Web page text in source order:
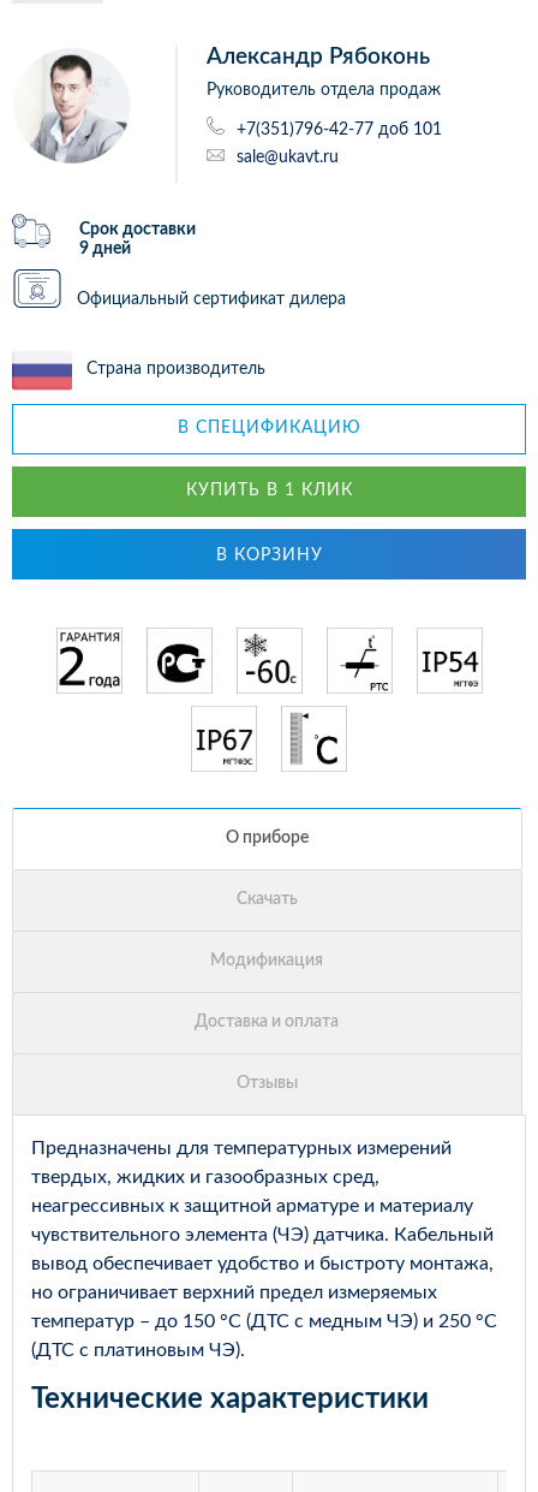
Александр Рябоконь
Руководитель отдела продаж
+7(351)796-42-77 доб 101
sale@ukavt.ru
Срок доставки
9 дней
Официальный сертификат дилера
Страна производитель
В СПЕЦИФИКАЦИЮ
КУПИТЬ В 1 КЛИК
В КОРЗИНУ
Предназначены для температурных измерений
твердых, жидких и газообразных сред,
неагрессивных к защитной арматуре и материалу
чувствительного элемента (ЧЭ) датчика. Кабельный
вывод обеспечивает удобство и быстроту монтажа,
но ограничивает верхний предел измеряемых
температур – до 150 °С (ДТС с медным ЧЭ) и 250 °С
(ДТС с платиновым ЧЭ).
Технические характеристики